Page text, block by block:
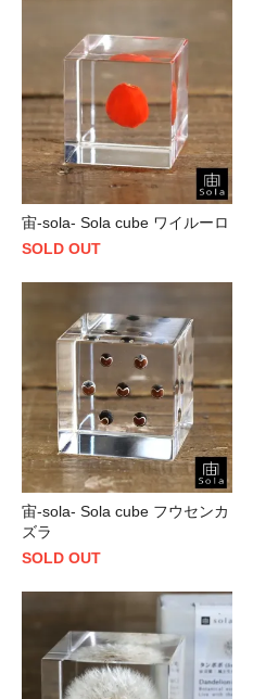
宙-sola- Sola cube ワイルーロ
SOLD OUT
宙-sola- Sola cube フウセンカ
ズラ
SOLD OUT